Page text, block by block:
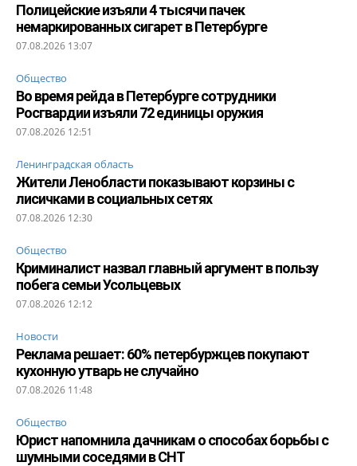
Полицейские изъяли 4 тысячи пачек
немаркированных сигарет в Петербурге
07.08.2026 13:07
Общество
Во время рейда в Петербурге сотрудники
Росгвардии изъяли 72 единицы оружия
07.08.2026 12:51
Ленинградская область
Жители Ленобласти показывают корзины с
лисичками в социальных сетях
07.08.2026 12:30
Общество
Криминалист назвал главный аргумент в пользу
побега семьи Усольцевых
07.08.2026 12:12
Новости
Реклама решает: 60% петербуржцев покупают
кухонную утварь не случайно
07.08.2026 11:48
Общество
Юрист напомнила дачникам о способах борьбы с
шумными соседями в СНТ